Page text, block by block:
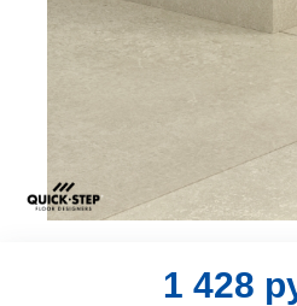
1 428
Оплата и доставка
Монтаж